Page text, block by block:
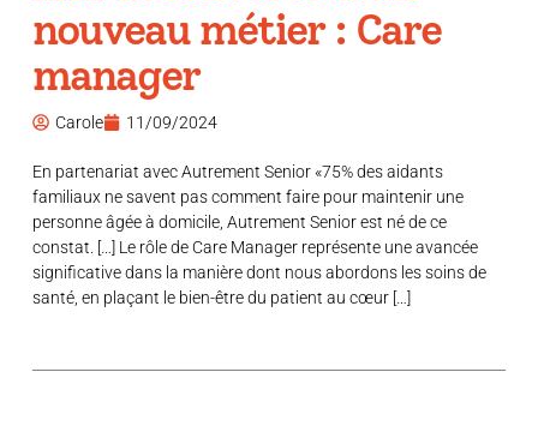
nouveau métier : Care
manager
Carole 11/09/2024
En partenariat avec Autrement Senior «75% des aidants
familiaux ne savent pas comment faire pour maintenir une
personne âgée à domicile, Autrement Senior est né de ce
constat. […] Le rôle de Care Manager représente une avancée
significative dans la manière dont nous abordons les soins de
santé, en plaçant le bien-être du patient au cœur […]